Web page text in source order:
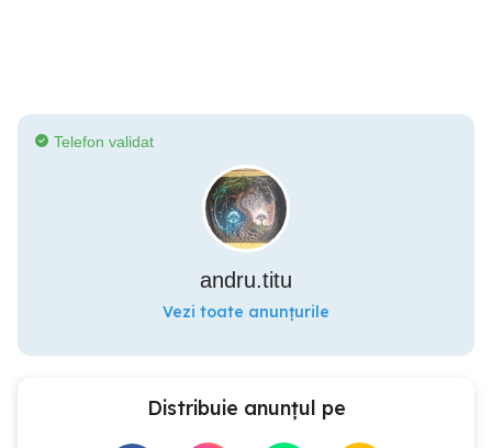
Telefon validat
andru.titu
Vezi toate anunțurile
Distribuie anunțul pe